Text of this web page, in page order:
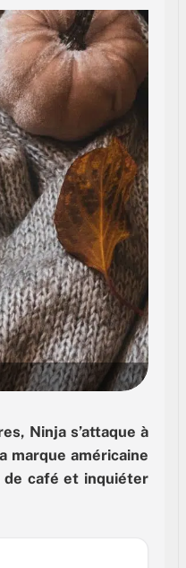
Ninja s’attaque à
marque américaine
de café et inquiéter